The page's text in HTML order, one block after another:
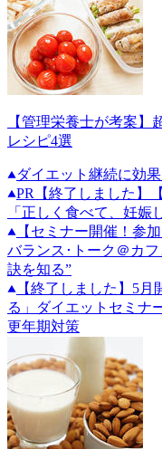
【管理栄養士が考案
レシピ4選
ダイエット継続に効
PR
【終了しました】
「正しく食べて、妊娠
【セミナー開催！参
バランス･トーク＠カ
訣を知る”
【終了しました】5
る」ダイエットセミナ
更年期対策